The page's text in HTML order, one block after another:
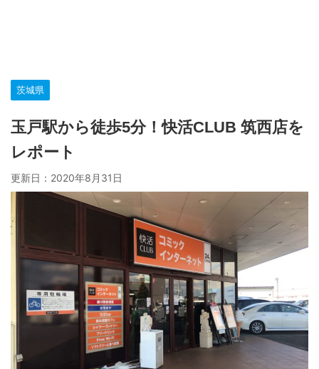
茨城県
玉戸駅から徒歩5分！快活CLUB 筑西店を
レポート
更新日： 2020年8月31日